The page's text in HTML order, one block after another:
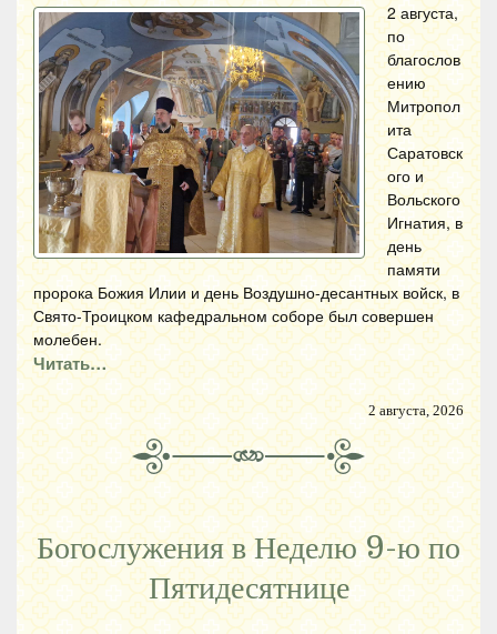
2 августа,
по
благослов
ению
Митропол
ита
Саратовск
ого и
Вольского
Игнатия, в
день
памяти
пророка Божия Илии и день Воздушно-десантных войск, в
Свято-Троицком кафедральном соборе был совершен
молебен.
Читать…
2 августа, 2026
Богослужения в Неделю 9-ю по
Пятидесятнице